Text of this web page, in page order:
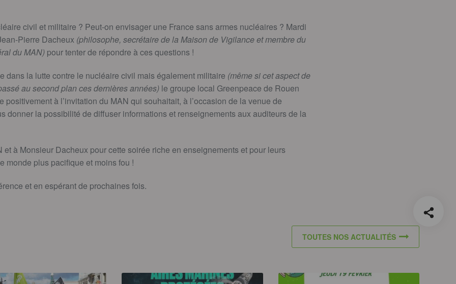
civil et militaire ? Peut-on envisager une France sans armes nucléaires ? Mardi
Pierre Dacheux (philosophe, secrétaire de la Maison de Vigilance et membre du
du MAN) pour tenter de répondre à ces questions !
dans la lutte contre le nucléaire civil mais également militaire (même si cet aspect de
au second plan ces dernières années) le groupe local Greenpeace de Rouen
positivement à l’invitation du MAN qui souhaitait, à l’occasion de la venue de
donner la possibilité de diffuser informations et renseignements aux auditeurs de la
et à Monsieur Dacheux pour cette soirée riche en enseignements et pour leurs
monde plus pacifique et moins fou !
et en espérant de prochaines fois.
TOUTES NOS ACTUALITÉS